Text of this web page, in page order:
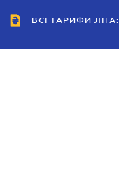
ВСІ ТАРИФИ